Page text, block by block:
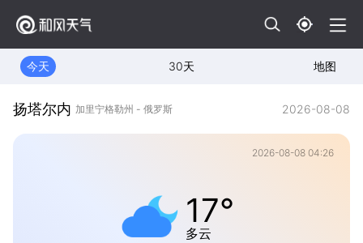
今天 30天 地图
扬塔尔内 加里宁格勒州 - 俄罗斯 2026-08-08
2026-08-08 04:26
17°
多云